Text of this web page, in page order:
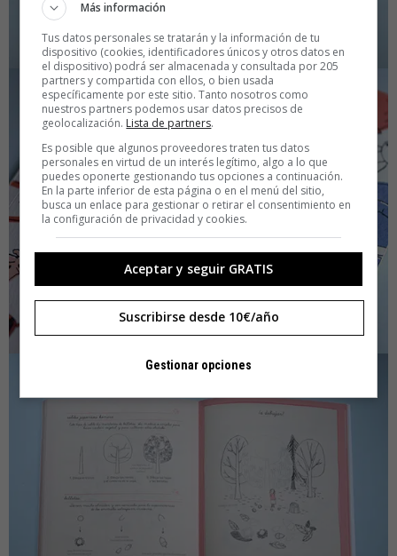
Más información
Tus datos personales se tratarán y la información de tu
dispositivo (cookies, identificadores únicos y otros datos en
el dispositivo) podrá ser almacenada y consultada por 205
partners y compartida con ellos, o bien usada
específicamente por este sitio. Tanto nosotros como
nuestros partners podemos usar datos precisos de
geolocalización. Lista de partners.
Es posible que algunos proveedores traten tus datos
personales en virtud de un interés legítimo, algo a lo que
puedes oponerte gestionando tus opciones a continuación.
En la parte inferior de esta página o en el menú del sitio,
busca un enlace para gestionar o retirar el consentimiento en
la configuración de privacidad y cookies.
Aceptar y seguir GRATIS
Suscribirse desde 10€/año
Gestionar opciones